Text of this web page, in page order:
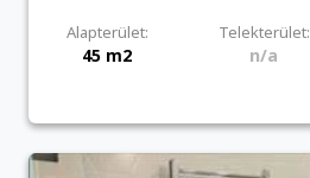
Alapterület: Telekterület:
45 m2 n/a